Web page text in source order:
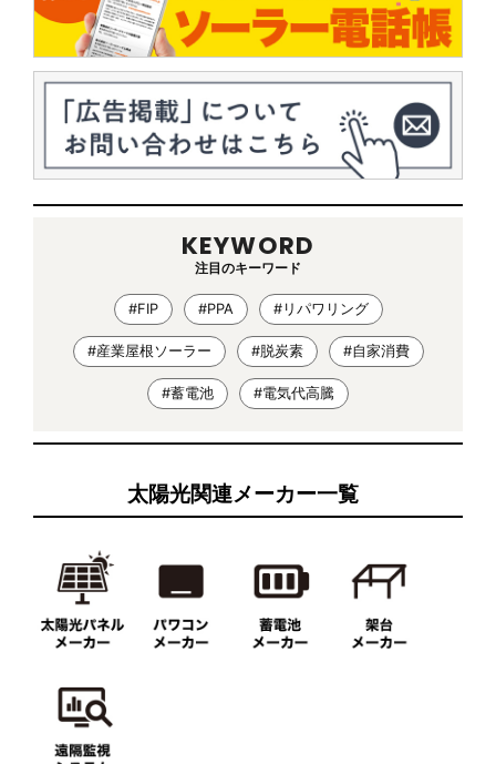
KEYWORD
注目のキーワード
#FIP #PPA #リパワリング
#産業屋根ソーラー #脱炭素 #自家消費
#蓄電池 #電気代高騰
太陽光関連メーカー一覧